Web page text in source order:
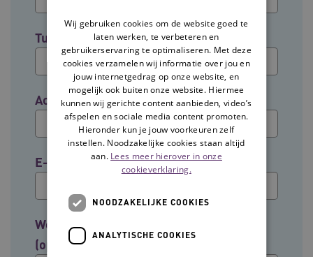
Tussenvoegsel (optioneel)
Achternaam
E-mailadres
Welke groep past het beste bij jouw rol?
(optioneel)
Wij gebruiken cookies om de website goed te
laten werken, te verbeteren en
gebruikerservaring te optimaliseren. Met deze
cookies verzamelen wij informatie over jou en
jouw internetgedrag op onze website, en
mogelijk ook buiten onze website. Hiermee
kunnen wij gerichte content aanbieden, video’s
afspelen en sociale media content promoten.
Hieronder kun je jouw voorkeuren zelf
instellen. Noodzakelijke cookies staan altijd
aan. Lees meer hierover in onze
cookieverklaring.
NOODZAKELIJKE COOKIES
ANALYTISCHE COOKIES